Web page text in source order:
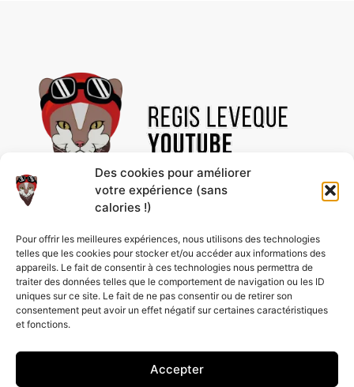
Des cookies pour améliorer
votre expérience (sans
calories !)
Pour offrir les meilleures expériences, nous utilisons des technologies
telles que les cookies pour stocker et/ou accéder aux informations des
appareils. Le fait de consentir à ces technologies nous permettra de
traiter des données telles que le comportement de navigation ou les ID
uniques sur ce site. Le fait de ne pas consentir ou de retirer son
consentement peut avoir un effet négatif sur certaines caractéristiques
et fonctions.
Accepter
passionnants, rien que pour toi ! Abonne-toi à la
chaîne pour ne rien rater et profiter de nos
nouveautés en avant-première.